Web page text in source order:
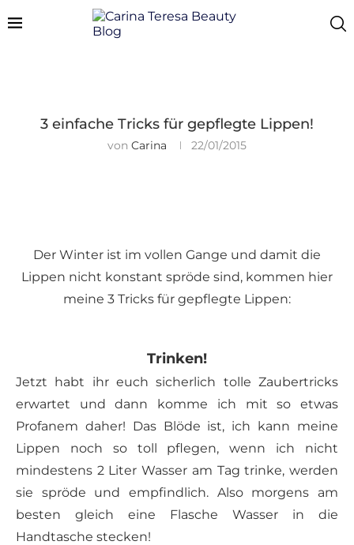
3 einfache Tricks für gepflegte Lippen!
von Carina 22/01/2015
Der Winter ist im vollen Gange und damit die
Lippen nicht konstant spröde sind, kommen hier
meine 3 Tricks für gepflegte Lippen:
Trinken!
Jetzt habt ihr euch sicherlich tolle Zaubertricks
erwartet und dann komme ich mit so etwas
Profanem daher! Das Blöde ist, ich kann meine
Lippen noch so toll pflegen, wenn ich nicht
mindestens 2 Liter Wasser am Tag trinke, werden
sie spröde und empfindlich. Also morgens am
besten gleich eine Flasche Wasser in die
Handtasche stecken!